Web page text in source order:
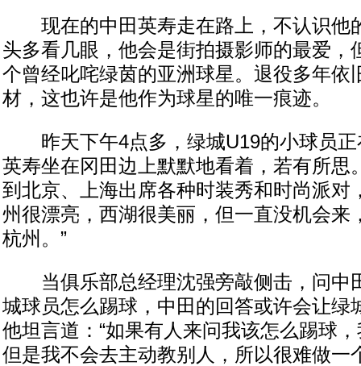
现在的中田英寿走在路上，不认识他
头多看几眼，他会是街拍摄影师的最爱，
个曾经叱咤绿茵的亚洲球星。退役多年依
材，这也许是他作为球星的唯一痕迹。
昨天下午4点多，绿城U19的小球员正
英寿坐在冈田边上默默地看着，若有所思
到北京、上海出席各种时装秀和时尚派对
州很漂亮，西湖很美丽，但一直没机会来
杭州。”
当俱乐部总经理沈强旁敲侧击，问中
城球员怎么踢球，中田的回答或许会让绿
他坦言道：“如果有人来问我该怎么踢球
但是我不会去主动教别人，所以很难做一